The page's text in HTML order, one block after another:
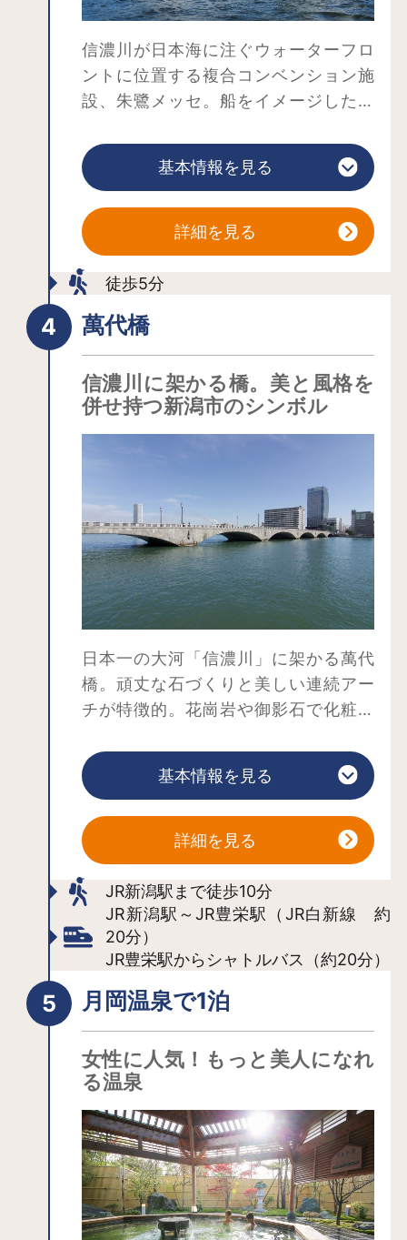
信濃川が日本海に注ぐウォーターフロ
ントに位置する複合コンベンション施
設、朱鷺メッセ。船をイメージした建
スケールの大きな洗練された都市景観
を形成しています。
テルなどが完全に一体化した国内有数
の複合一体型コンベンション施設で、
会議、パーティー、宿泊といった流れ
朱鷺メッセ、万代島ビル31階にある
「Befcoばかうけ展望室」は日本海側随
一の高さを誇る地上約125mに位置して
います。新潟市街地はもちろん、日本
海、佐渡島、五頭連峰などの景色を一
インフォメーションでは新潟の観光情
報やパンフレットなどもを入手できま
す。ぜひ観光拠点として活用してみて
ください。
基本情報を見る
詳細を見る
徒歩5分
萬代橋
信濃川に架かる橋。美と風格を
併せ持つ新潟市のシンボル
日本一の大河「信濃川」に架かる萬代
橋。頑丈な石づくりと美しい連続アー
チが特徴的。花崗岩や御影石で化粧が
た雰囲気を放っています。
都市の近代化に対応して1929年に架け
2004年7月に国の重要文化財に指定さ
れました。国道にかかる橋梁で重要文
化財に指定されたのは、東京の日本橋
に次いで2番目となります。橋の長さは
306.9m、幅は22.0m。1964年に起きた
新潟地震にも持ちこたえ人々を支えま
した。
主要な交通路のため車が多いですが、
ることもできます。信濃川沿いの遊歩
道から見る萬代橋も素敵です。ゆっく
りと散策しながら萬代橋をながめてみ
てはいかがでしょうか。信濃川を行く
水上バスもおすすめです。
基本情報を見る
詳細を見る
JR新潟駅まで徒歩10分
JR新潟駅～JR豊栄駅（JR白新線 約
20分）
JR豊栄駅からシャトルバス（約20分）
月岡温泉で1泊
女性に人気！もっと美人になれ
る温泉